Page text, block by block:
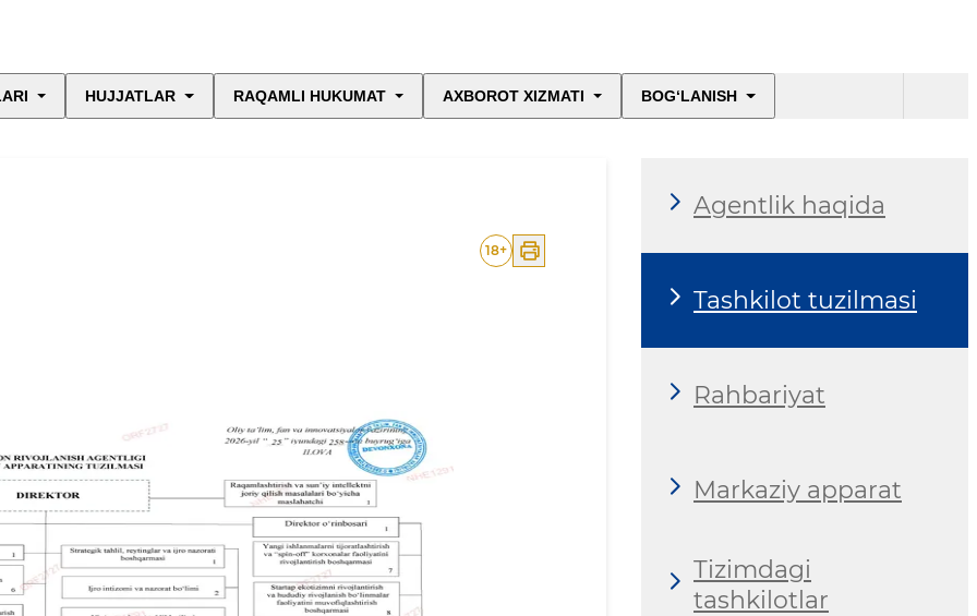
HUJJATLAR RAQAMLI HUKUMAT AXBOROT XIZMATI BOG‘LANISH
18+
Agentlik haqida
Tashkilot tuzilmasi
Rahbariyat
Markaziy apparat
Tizimdagi
tashkilotlar